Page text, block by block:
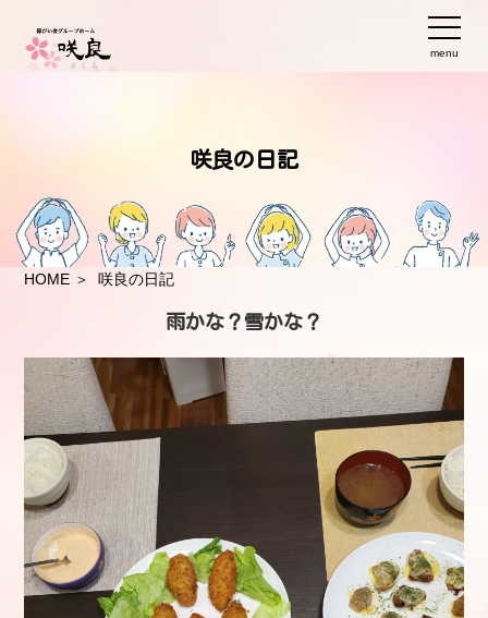
menu
咲良の日記
HOME ＞ 咲良の日記
雨かな？雪かな？